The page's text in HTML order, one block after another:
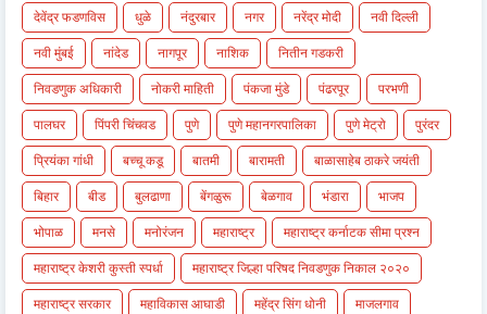
देवेंद्र फडणविस
धुळे नंदुरबार नगर नरेंद्र मोदी
नवी दिल्ली
नवी मुंबई
नांदेड नागपूर नाशिक
नितीन गडकरी
निवडणुक अधिकारी
नोकरी माहिती पंकजा मुंडे पंढरपूर
परभणी
पालघर
पिंपरी चिंचवड पुणे पुणे महानगरपालिका पुणे मेट्रो
पुरंदर
प्रियंका गांधी
बच्चू कडू बातमी बारामती
बाळासाहेब ठाकरे जयंती
बिहार
बीड बुलढाणा बेंगळुरू बेळगाव भंडारा
भाजप
भोपाळ
मनसे मनोरंजन महाराष्ट्र
महाराष्ट्र कर्नाटक सीमा प्रश्न
महाराष्ट्र केशरी कुस्ती स्पर्धा
महाराष्ट्र जिल्हा परिषद निवडणुक निकाल २०२०
महाराष्ट्र सरकार
महाविकास आघाडी महेंद्र सिंग धोनी
माजलगाव